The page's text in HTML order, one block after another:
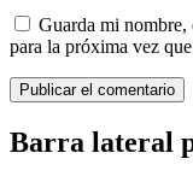
Guarda mi nombre,
para la próxima vez
Barra lateral